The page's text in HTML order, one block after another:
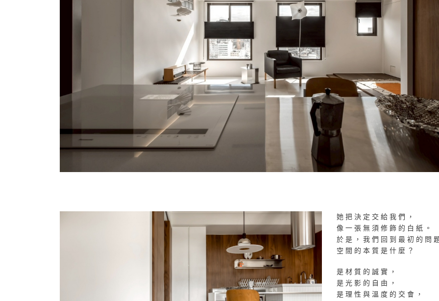
她把決定交給我們，
像一張無須修飾的白紙。
於是，我們回到最初的問
空間的本質是什麼？
是材質的誠實，
是光影的自由，
是理性與溫度的交會，